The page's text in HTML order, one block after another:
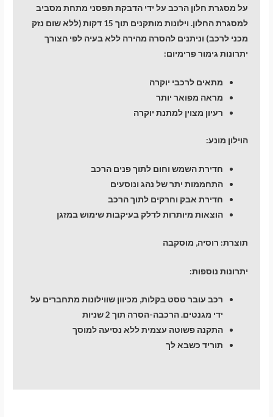
על מסגרת חלון הרכב על ידי הדבקת תפסני מתחת מסביב
למסגרת החלון. וילונות מותקנים תוך 15 דקות (ללא שום נזק
מכני לרכב) וניתנים להסרה מהירה ללא בעיה לפי הצורך
יתרונות גימור פרימיום:
מתאים לרכבי יוקרה
מראה מפואר יותר
רעיון מצוין למתנת יוקרה
הוילון מונע:
חדירת השמש וחום לתוך פנים הרכב
התחממות יתר של נהג ונוסעים
חדירת אבק וחרקים לתוך הרכב
הוצאות מיותרות לדלק בעיקבות שימוש במזגן
תוצרת: רוסיה, מוסקבה
יתרונות נוספות:
רכב עובר טסט בקלות, מכיוון שווילונות מתחברים על
ידי מגנטים. הרכבה-הסרה תוך 2 שניות
התקנה פשוטה עצמית ללא נסיעה למוסך
תוריד כשבא לך